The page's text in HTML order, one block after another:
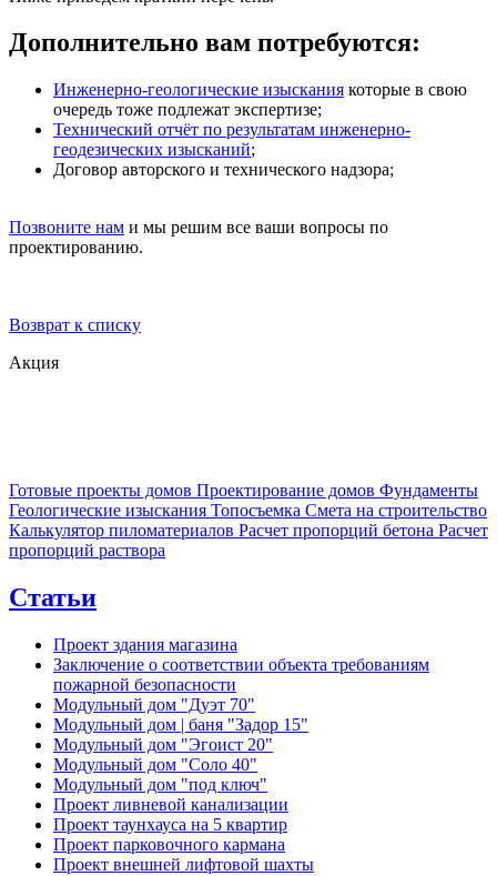
Дополнительно вам потребуются:
Инженерно-геологические изыскания которые в свою
очередь тоже подлежат экспертизе;
Технический отчёт по результатам инженерно-
геодезических изысканий;
Договор авторского и технического надзора;
Позвоните нам и мы решим все ваши вопросы по
проектированию.
Возврат к списку
Акция
Готовые проекты домов Проектирование домов Фундаменты
Геологические изыскания Топосъемка Смета на строительство
Калькулятор пиломатериалов Расчет пропорций бетона Расчет
пропорций раствора
Статьи
Проект здания магазина
Заключение о соответствии объекта требованиям
пожарной безопасности
Модульный дом "Дуэт 70"
Модульный дом | баня "Задор 15"
Модульный дом "Эгоист 20"
Модульный дом "Соло 40"
Модульный дом "под ключ"
Проект ливневой канализации
Проект таунхауса на 5 квартир
Проект парковочного кармана
Проект внешней лифтовой шахты